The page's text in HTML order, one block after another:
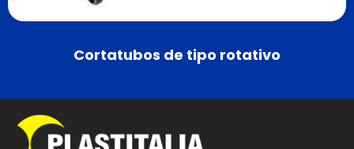
Cortatubos de tipo rotativo